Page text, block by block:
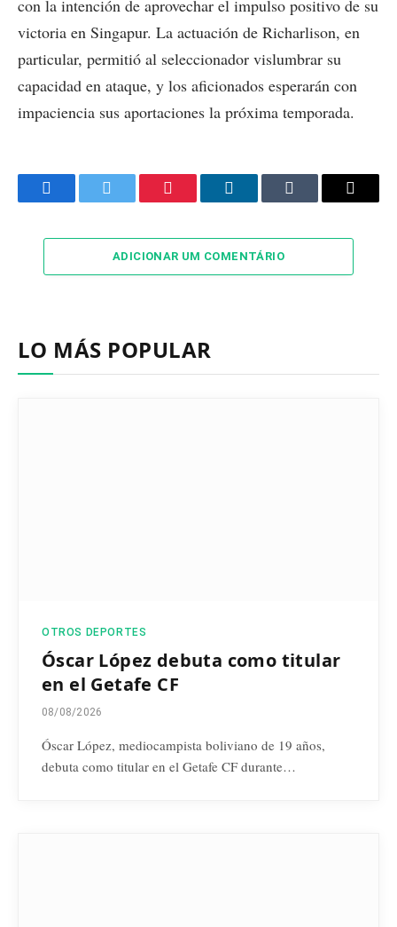
con la intención de aprovechar el impulso positivo de su
victoria en Singapur. La actuación de Richarlison, en
particular, permitió al seleccionador vislumbrar su
capacidad en ataque, y los aficionados esperarán con
impaciencia sus aportaciones la próxima temporada.
FacebookTwitter Pinterest LinkedInTumblr Email
ADICIONAR UM COMENTÁRIO
LO MÁS POPULAR
OTROS DEPORTES
Óscar López debuta como titular
en el Getafe CF
08/08/2026
Óscar López, mediocampista boliviano de 19 años,
debuta como titular en el Getafe CF durante…